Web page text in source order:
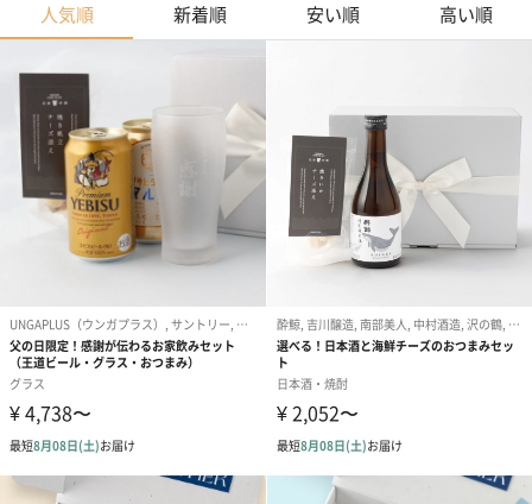
人気順 新着順 安い順 高い順